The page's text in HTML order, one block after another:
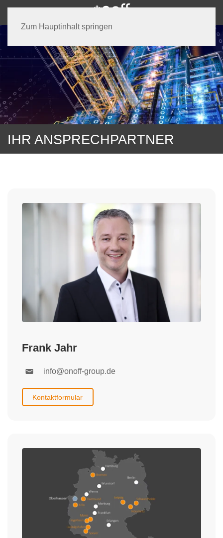
Zum Hauptinhalt springen
IHR ANSPRECHPARTNER
Frank Jahr
info@onoff-group.de
Kontaktformular